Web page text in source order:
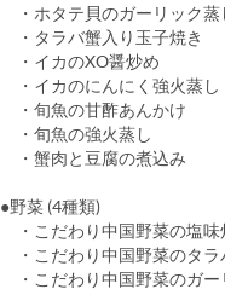
・ホタテ貝のガーリック蒸
・タラバ蟹入り玉子焼き
・イカのXO醤炒め
・イカのにんにく強火蒸し
・旬魚の甘酢あんかけ
・旬魚の強火蒸し
・蟹肉と豆腐の煮込み
●野菜 (4種類)
・こだわり中
・こだわり中国野菜のタ
・こだわり中国野